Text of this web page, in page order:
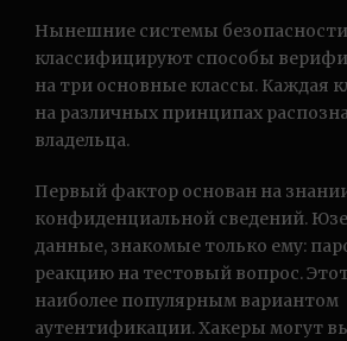
Нынешние системы безопасности
классифицируют способы
на три основные классы. Каждая
на различных принципах
владельца.
Первый фактор основан на
конфиденциальной сведений.
данные, знакомые только ему:
реакцию на тестовый вопрос.
наиболее популярным вариантом
аутентификации. Хакеры могут